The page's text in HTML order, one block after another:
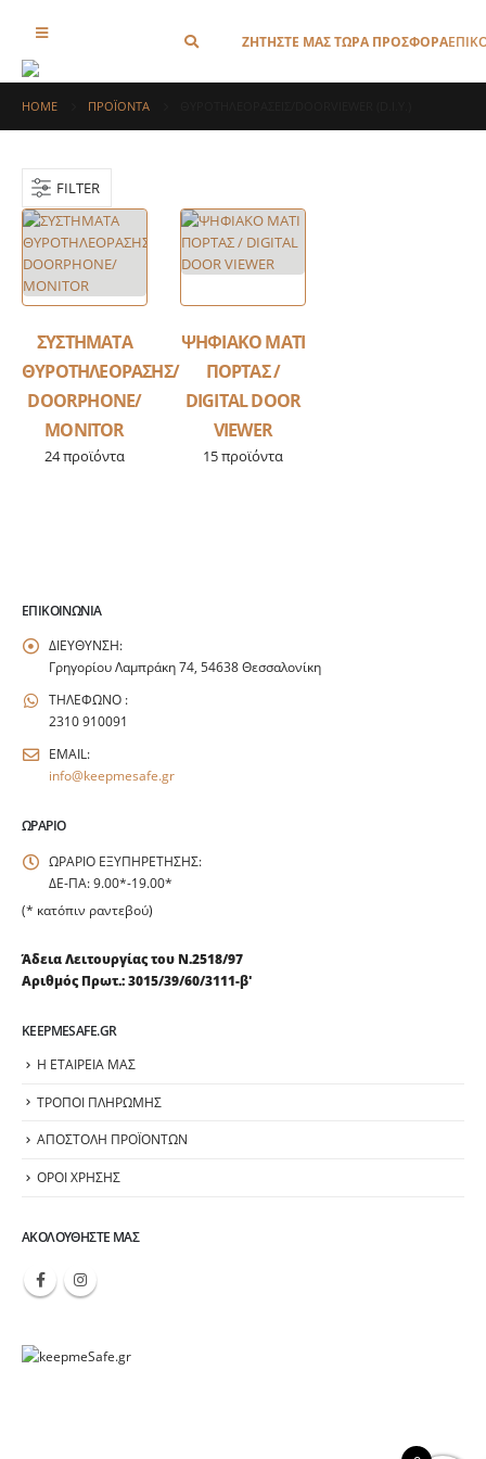
ΖΗΤΗΣΤΕ ΜΑΣ ΤΩΡΑ ΠΡΟΣΦΟΡΑ
HOME ΠΡΟΪΌΝΤΑ
FILTER
ΣΥΣΤΗΜΑΤΑ
ΘΥΡΟΤΗΛΕΟΡΑΣΗΣ/
DOORPHONE/
MONITOR
24προϊόντα
ΨΗΦΙΑΚΟ ΜΑΤΙ
ΠΟΡΤΑΣ /
DIGITAL DOOR
VIEWER
15προϊόντα
ΕΠΙΚΟΙΝΩΝΊΑ
ΔΙΕΥΘΥΝΣΗ:
Γρηγορίου Λαμπράκη 74, 54638 Θεσσαλονίκη
ΤΗΛΕΦΩΝΟ :
2310 910091
EMAIL:
info@keepmesafe.gr
ΩΡΆΡΙΟ
ΩΡΑΡΙΟ ΕΞΥΠΗΡΕΤΗΣΗΣ:
ΔΕ-ΠΑ: 9.00*-19.00*
(* κατόπιν ραντεβού)
Άδεια Λειτουργίας του Ν.2518/97
Αριθμός Πρωτ.: 3015/39/60/3111-β'
KEEPMESAFE.GR
Η ΕΤΑΙΡΕΙΑ ΜΑΣ
ΤΡΟΠΟΙ ΠΛΗΡΩΜΗΣ
ΑΠΟΣΤΟΛΗ ΠΡΟΪΟΝΤΩΝ
ΟΡΟΙ ΧΡΗΣΗΣ
ΑΚΟΛΟΥΘΉΣΤΕ ΜΑΣ